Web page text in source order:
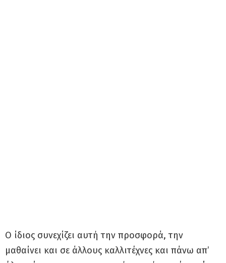
Ο ίδιος συνεχίζει αυτή την προσφορά, την
μαθαίνει και σε άλλους καλλιτέχνες και πάνω απ’